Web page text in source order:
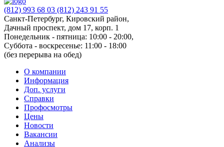
(812) 993 68 03 (812) 243 91 55
Санкт-Петербург, Кировский район,
Дачный проспект, дом 17, корп. 1
Понедельник - пятница: 10:00 - 20:00,
Суббота - воскресенье: 11:00 - 18:00
(без перерыва на обед)
О компании
Информация
Доп. услуги
Справки
Профосмотры
Цены
Новости
Вакансии
Анализы